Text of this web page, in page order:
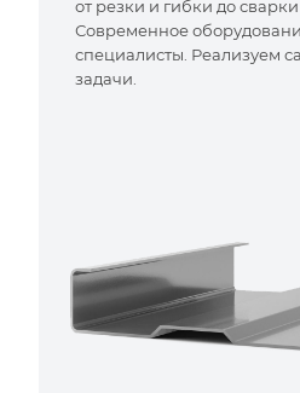
от резки и гибки до
Современное
специалисты. Реализуем
задачи.